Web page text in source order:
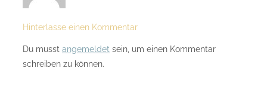
Hinterlasse einen Kommentar
Du musst angemeldet sein, um einen Kommentar
schreiben zu können.